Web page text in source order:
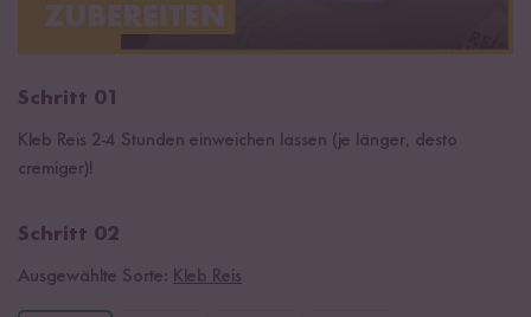
Schritt 01
Kleb Reis 2-4 Stunden einweichen lassen (je länger, desto
cremiger)!
Schritt 02
Ausgewählte Sorte: Kleb Reis